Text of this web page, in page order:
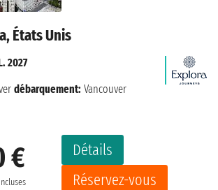
États Unis
€
Détails
Réservez-vous
2027
débarquement: Vancouver